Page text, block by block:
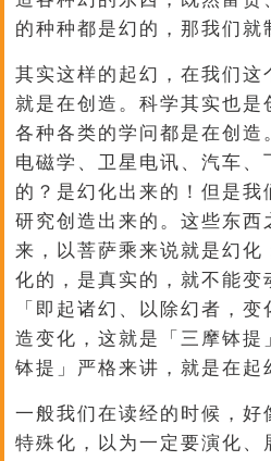
的种种都是幻的，那我们就
其实这样的起幻，在我们这
就是在创造。科学其实也是
各种各类的学问都是在创造
电磁学、卫星电讯、汽车、
的？是幻化出来的！但是我
研究创造出来的。这些东西
来，以菩萨乘来说就是幻化
化的，是真实的，就不能变
「即起诸幻、以除幻者，
造变化，这就是「三摩钵提
钵提」严格来讲，就是在起
一般我们在读经的时候，好
特殊化，以为一定要演化、